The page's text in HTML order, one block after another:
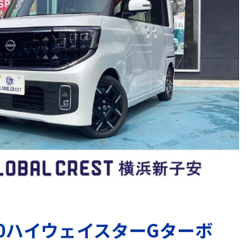
イウェイスターGターボ